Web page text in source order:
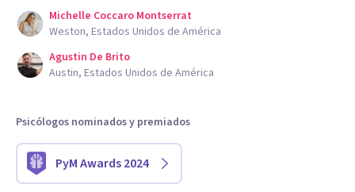
Michelle Coccaro Montserrat
Weston, Estados Unidos de América
Agustin De Brito
Austin, Estados Unidos de América
Psicólogos nominados y premiados
PyM Awards 2024